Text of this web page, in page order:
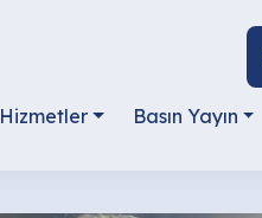
Hizmetler Basın Yayın